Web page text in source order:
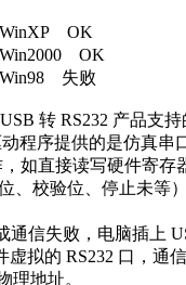
WinXP OK
Win2000 OK
失败
转 RS232 产品支
程序提供的是仿真
如直接读写硬件寄存
、校验位、停止未等
信失败，电脑插上
拟的 RS232 口，
理地址。